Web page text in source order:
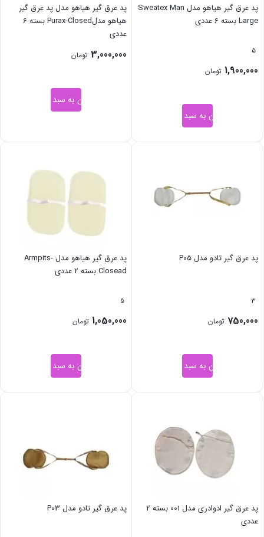
پد عرق گیر هیاهو مدل Sweatex Man
Large بسته 6 عددی
5
1,900,000 تومان
افزودن به سبد خرید
پد عرق گیر هیاهو مدل پد عرق گیر
هیاهو مدلPurax-Closed بسته 6
عددی
3,000,000 تومان
افزودن به سبد خرید
پد عرق گیر تادو مدل P05
3
750,000 تومان
افزودن به سبد خرید
پد عرق گیر هیاهو مدل Armpits-
Closead بسته 2 عددی
5
1,050,000 تومان
افزودن به سبد خرید
پد عرق گیر ادوادری مدل 001 بسته 2
عددی
پد عرق گیر تادو مدل P03